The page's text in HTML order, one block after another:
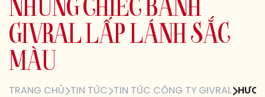
N H Ữ NG C H ẾC BÁ N H
GI V RA L LẤ P LÁ N H SẮC
M ÀU
TRANG CHỦ TIN TỨC TIN TỨC CÔNG TY GIVRAL